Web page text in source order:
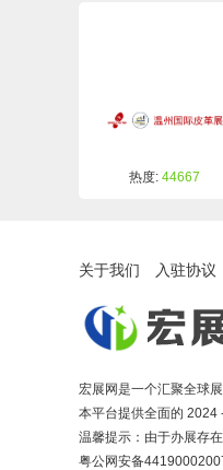
热度: 44667
关于我们 入驻协议
宏展网是一个汇聚全球
本平台提供全面的 2024
温馨提示：由于办展存
粤公网安备